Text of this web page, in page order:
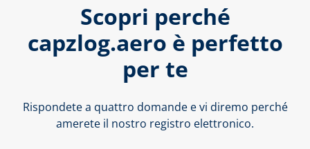
Scopri perché
capzlog.aero è perfetto
per te
Rispondete a quattro domande e vi diremo perché
amerete il nostro registro elettronico.